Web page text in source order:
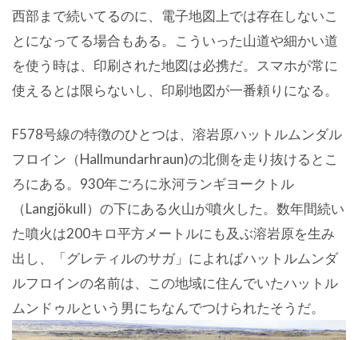
西部まで続いてるのに、電子地図上では存在しないこ
とになってる場合もある。こういった山道や細かい道
を使う時は、印刷された地図は必携だ。スマホが常に
使えるとは限らないし、印刷地図が一番頼りになる。
F578号線の特徴のひとつは、溶岩原ハットルムンダル
フロイン（Hallmundarhraun)の北側を走り抜けるとこ
ろにある。930年ごろに氷河ランギヨークトル
（Langjökull）の下にある火山が噴火した。数年間続い
た噴火は200キロ平方メートルにも及ぶ溶岩原を生み
出し、「グレティルのサガ」によればハットルムンダ
ルフロインの名前は、この地域に住んでいたハットル
ムンドゥルという男にちなんでつけられたそうだ。